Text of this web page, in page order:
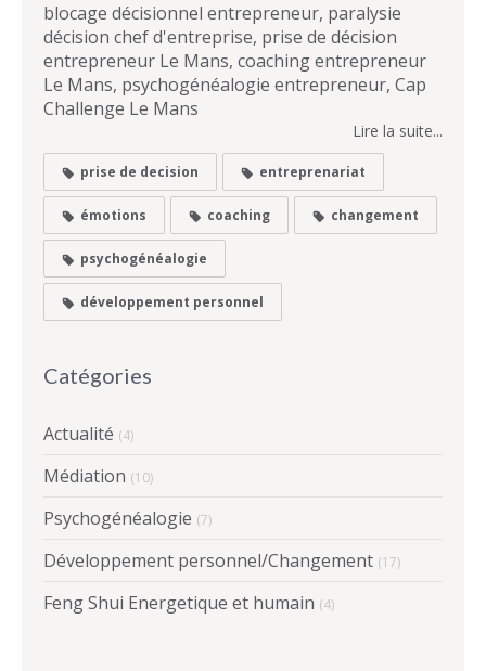
blocage décisionnel entrepreneur, paralysie
décision chef d'entreprise, prise de décision
entrepreneur Le Mans, coaching entrepreneur
Le Mans, psychogénéalogie entrepreneur, Cap
Challenge Le Mans
Lire la suite...
prise de decision entreprenariat
émotions coaching changement
psychogénéalogie
développement personnel
Catégories
Actualité (4)
Médiation (10)
Psychogénéalogie (7)
Développement personnel/Changement (17)
Feng Shui Energetique et humain (4)